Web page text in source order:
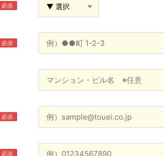
必須
必須
必須
必須